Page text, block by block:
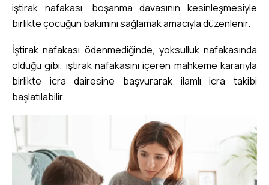
iştirak nafakası, boşanma davasının kesinleşmesiyle
birlikte çocuğun bakımını sağlamak amacıyla düzenlenir.
İştirak nafakası ödenmediğinde, yoksulluk nafakasında
olduğu gibi, iştirak nafakasını içeren mahkeme kararıyla
birlikte icra dairesine başvurarak ilamlı icra takibi
başlatılabilir.